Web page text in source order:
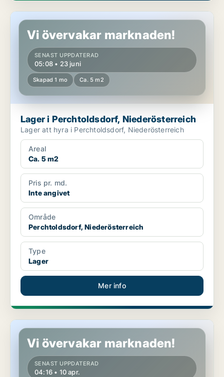
Lager i Perchtoldsdorf, Niederösterreich
Vi övervakar marknaden!
SENAST UPPDATERAD
05:08 • 23 juni
Skapad 1 mo Ca. 5 m2
Lager i Perchtoldsdorf, Niederösterreich
Lager att hyra i Perchtoldsdorf, Niederösterreich
Areal
Ca. 5 m2
Pris pr. md.
Inte angivet
Område
Perchtoldsdorf, Niederösterreich
Type
Lager
Mer info
Lager i Perchtoldsdorf, Niederösterreich
Vi övervakar marknaden!
SENAST UPPDATERAD
04:16 • 10 apr.